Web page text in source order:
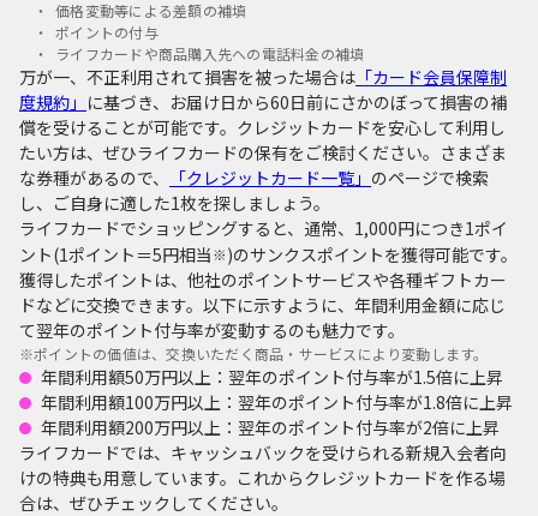
価格変動等による差額の補填
ポイントの付与
ライフカードや商品購入先への電話料金の補填
万が一、不正利用されて損害を被った場合は 「カード会員保障制
度規約」 に基づき、お届け日から60日前にさかのぼって損害の補
償を受けることが可能です。クレジットカードを安心して利用し
たい方は、ぜひライフカードの保有をご検討ください。さまざま
な券種があるので、
「クレジットカード一覧」 のページで検索
し、ご自身に適した1枚を探しましょう。
ライフカードでショッピングすると、通常、1,000円につき1ポイ
ント(1ポイント＝5円相当※)のサンクスポイントを獲得可能です。
獲得したポイントは、他社のポイントサービスや各種ギフトカー
ドなどに交換できます。以下に示すように、年間利用金額に応じ
て翌年のポイント付与率が変動するのも魅力です。
※ポイントの価値は、交換いただく商品・サービスにより変動します。
年間利用額50万円以上：翌年のポイント付与率が1.5倍に上昇
年間利用額100万円以上：翌年のポイント付与率が1.8倍に上昇
年間利用額200万円以上：翌年のポイント付与率が2倍に上昇
ライフカードでは、キャッシュバックを受けられる新規入会者向
けの特典も用意しています。これからクレジットカードを作る場
合は、ぜひチェックしてください。